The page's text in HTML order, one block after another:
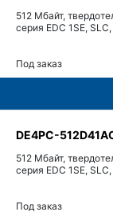
512 Мбайт,
серия EDC 1SE,
Под заказ
DE4PC-
512 Мбайт,
серия EDC 1SE,
Под заказ